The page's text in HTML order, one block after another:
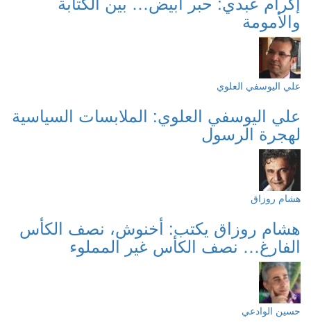
والأمومة
علي اليوسفي العلوي
علي اليوسفي العلوي: الملابسات السياسية
لهجرة الرسول
هشام روزاق
هشام روزاق يكتب: أخنوش، نصف الكأس
الفارغ… نصف الكأس غير المملوء
حسين الوادعي